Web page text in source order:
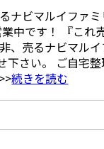
ナビマルイファ
中です！ 『これ
、売るナビマル
下さい。 ご自宅
続きを読む